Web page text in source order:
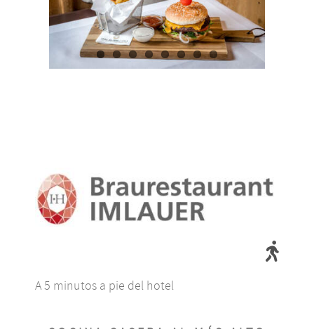
A 5 minutos a pie del hotel